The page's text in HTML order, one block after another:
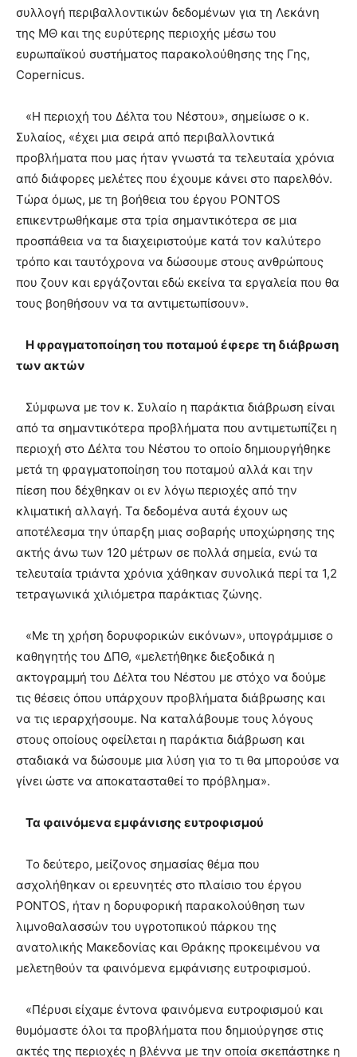
συλλογή περιβαλλοντικών δεδομένων για τη Λεκάνη
της ΜΘ και της ευρύτερης περιοχής μέσω του
ευρωπαϊκού συστήματος παρακολούθησης της Γης,
Copernicus.
«Η περιοχή του Δέλτα του Νέστου», σημείωσε ο κ.
Συλαίος, «έχει μια σειρά από περιβαλλοντικά
προβλήματα που μας ήταν γνωστά τα τελευταία χρόνια
από διάφορες μελέτες που έχουμε κάνει στο παρελθόν.
Τώρα όμως, με τη βοήθεια του έργου PONTOS
επικεντρωθήκαμε στα τρία σημαντικότερα σε μια
προσπάθεια να τα διαχειριστούμε κατά τον καλύτερο
τρόπο και ταυτόχρονα να δώσουμε στους ανθρώπους
που ζουν και εργάζονται εδώ εκείνα τα εργαλεία που θα
τους βοηθήσουν να τα αντιμετωπίσουν».
Η φραγματοποίηση του ποταμού έφερε τη διάβρωση
των ακτών
Σύμφωνα με τον κ. Συλαίο η παράκτια διάβρωση είναι
από τα σημαντικότερα προβλήματα που αντιμετωπίζει η
περιοχή στο Δέλτα του Νέστου το οποίο δημιουργήθηκε
μετά τη φραγματοποίηση του ποταμού αλλά και την
πίεση που δέχθηκαν οι εν λόγω περιοχές από την
κλιματική αλλαγή. Τα δεδομένα αυτά έχουν ως
αποτέλεσμα την ύπαρξη μιας σοβαρής υποχώρησης της
ακτής άνω των 120 μέτρων σε πολλά σημεία, ενώ τα
τελευταία τριάντα χρόνια χάθηκαν συνολικά περί τα 1,2
τετραγωνικά χιλιόμετρα παράκτιας ζώνης.
«Με τη χρήση δορυφορικών εικόνων», υπογράμμισε ο
καθηγητής του ΔΠΘ, «μελετήθηκε διεξοδικά η
ακτογραμμή του Δέλτα του Νέστου με στόχο να δούμε
τις θέσεις όπου υπάρχουν προβλήματα διάβρωσης και
να τις ιεραρχήσουμε. Να καταλάβουμε τους λόγους
στους οποίους οφείλεται η παράκτια διάβρωση και
σταδιακά να δώσουμε μια λύση για το τι θα μπορούσε να
γίνει ώστε να αποκατασταθεί το πρόβλημα».
Τα φαινόμενα εμφάνισης ευτροφισμού
Το δεύτερο, μείζονος σημασίας θέμα που
ασχολήθηκαν οι ερευνητές στο πλαίσιο του έργου
PONTOS, ήταν η δορυφορική παρακολούθηση των
λιμνοθαλασσών του υγροτοπικού πάρκου της
ανατολικής Μακεδονίας και Θράκης προκειμένου να
μελετηθούν τα φαινόμενα εμφάνισης ευτροφισμού.
«Πέρυσι είχαμε έντονα φαινόμενα ευτροφισμού και
θυμόμαστε όλοι τα προβλήματα που δημιούργησε στις
ακτές της περιοχές η βλέννα με την οποία σκεπάστηκε η